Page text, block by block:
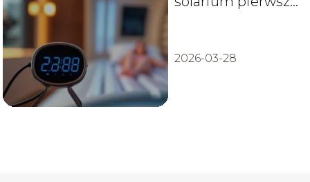
2026-03-28